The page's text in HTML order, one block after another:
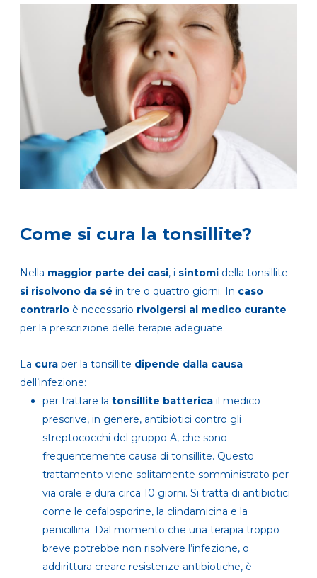
Come si cura la tonsillite?
Nella maggior parte dei casi, i sintomi della tonsillite
si risolvono da sé in tre o quattro giorni. In caso
contrario è necessario rivolgersi al medico curante
per la prescrizione delle terapie adeguate.
La cura per la tonsillite dipende dalla causa
dell’infezione:
per trattare la tonsillite batterica il medico
prescrive, in genere, antibiotici contro gli
streptococchi del gruppo A, che sono
frequentemente causa di tonsillite. Questo
trattamento viene solitamente somministrato per
via orale e dura circa 10 giorni. Si tratta di antibiotici
come le cefalosporine, la clindamicina e la
penicillina. Dal momento che una terapia troppo
breve potrebbe non risolvere l’infezione, o
addirittura creare resistenze antibiotiche, è